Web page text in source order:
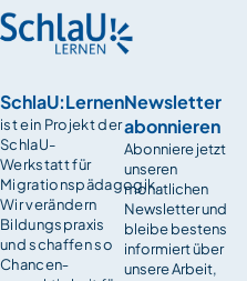
SchlaU:Lernen
ist ein Projekt der
SchlaU-
Werkstatt für
Migrationspädagogik.
Wir verändern
Bildungspraxis
und schaffen so
Chancen­
Newsletter
abonnieren
Abonniere jetzt
unseren
monatlichen
Newsletter und
bleibe bestens
informiert über
unsere Arbeit,